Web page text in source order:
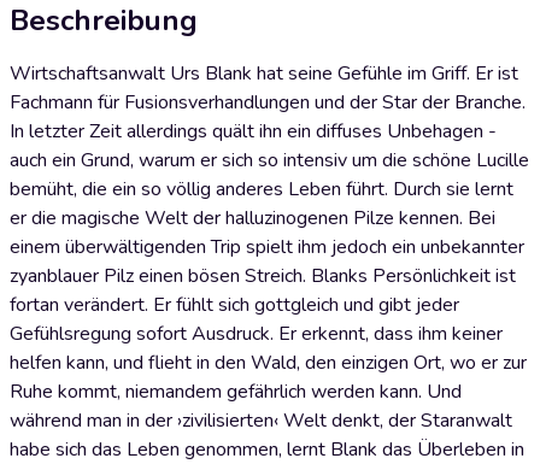
Beschreibung
Wirtschaftsanwalt Urs Blank hat seine Gefühle im Griff. Er ist
Fachmann für Fusionsverhandlungen und der Star der Branche.
In letzter Zeit allerdings quält ihn ein diffuses Unbehagen -
auch ein Grund, warum er sich so intensiv um die schöne Lucille
bemüht, die ein so völlig anderes Leben führt. Durch sie lernt
er die magische Welt der halluzinogenen Pilze kennen. Bei
einem überwältigenden Trip spielt ihm jedoch ein unbekannter
zyanblauer Pilz einen bösen Streich. Blanks Persönlichkeit ist
fortan verändert. Er fühlt sich gottgleich und gibt jeder
Gefühlsregung sofort Ausdruck. Er erkennt, dass ihm keiner
helfen kann, und flieht in den Wald, den einzigen Ort, wo er zur
Ruhe kommt, niemandem gefährlich werden kann. Und
während man in der ›zivilisierten‹ Welt denkt, der Staranwalt
habe sich das Leben genommen, lernt Blank das Überleben in